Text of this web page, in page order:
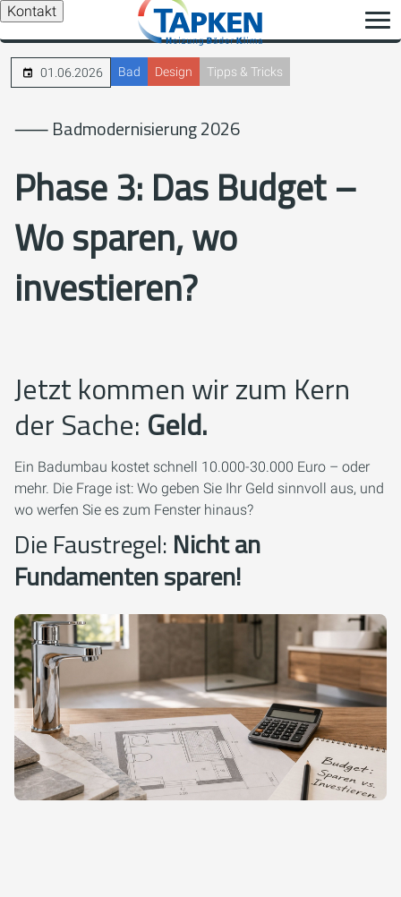
Kontakt
01.06.2026 Bad Design Tipps & Tricks
⸺ Badmodernisierung 2026
Phase 3: Das Budget –
Wo sparen, wo
investieren?
Jetzt kommen wir zum Kern
der Sache: Geld.
Ein Badumbau kostet schnell 10.000-30.000 Euro – oder
mehr. Die Frage ist: Wo geben Sie Ihr Geld sinnvoll aus, und
wo werfen Sie es zum Fenster hinaus?
Die Faustregel: Nicht an
Fundamenten sparen!